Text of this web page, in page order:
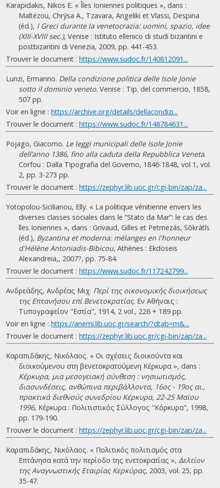
Karapidakis, Nikos E. « Îles Ioniennes politiques », dans :
Maltézou, Chrýsa A., Tzavara, Angeliki et Vlassi, Despina
(éd.), I Greci durante la venetocrazia: uomini, spazio, idee
(XIII-XVIII sec.), Venise : Istituto ellenico di studi bizantini e
postbizantini di Venezia, 2009, pp. 441-453.
Trouver le document : https://www.sudoc.fr/140812091...
Lunzi, Ermanno. Della condizione politica delle Isole Jonie
sotto il dominio veneto. Venise : Tip. del commercio, 1858,
507 pp.
Voir en ligne : https://archive.org/details/dellacondizi...
Trouver le document : https://www.sudoc.fr/148784631...
Pojago, Giacomo. Le leggi municipali delle Isole Jonie
dell’anno 1386, fino alla caduta della Repubblica Veneta.
Corfou : Dalla Tipografia del Governo, 1846-1848, vol 1, vol.
2, pp. 3-273 pp.
Trouver le document : https://zephyr.lib.uoc.gr/cgi-bin/zap/za...
Yotopolou-Sicilianou, Elly. « La politique vénitienne envers les
diverses classes sociales dans le “Stato da Mar”: le cas des
îles Ioniennes », dans : Grivaud, Gilles et Petmezás, Sōkrátīs
(éd.), Byzantina et moderna: mélanges en l'honneur
d'Hélène Antoniadis-Bibicou, Athènes : Ekdoseis
Alexandreia,, 2007?, pp. 75-84.
Trouver le document : https://www.sudoc.fr/117242799...
Ανδρεάδης, Ανδρέας Μιχ. Περί της οικονομικής διοικήσεως
της Επτανήσου επί Βενετοκρατίας. Eν Αθήναις :
Τυπογραφείον "Εστία", 1914, 2 vol., 226 + 189 pp.
Voir en ligne : https://anemi.lib.uoc.gr/search/?dtab=m&...
Trouver le document : https://zephyr.lib.uoc.gr/cgi-bin/zap/za...
Καραπιδάκης, Νικόλαος. « Οι σχέσεις διοικούντα και
διοικούμενου στη βενετοκρατούμενη Κέρκυρα », dans :
Κέρκυρα, μια μεσογειακή σύνθεση : νησιωτισμός,
διασυνδέσεις, ανθώπινα περιβάλλοντα, 16ος - 19ος αι.,
πρακτικά διεθνούς συνεδρίου Κέρκυρα, 22-25 Μαϊου
1996, Κέρκυρα : Πολιτιστικός Σύλλογος "Κόρκυρα", 1998,
pp. 179-190.
Trouver le document : https://zephyr.lib.uoc.gr/cgi-bin/zap/za...
Καραπιδάκης, Νικόλαος. « Πολιτικός πολιτισμός στα
Επτάνησα κατά την περίοδο της ενετοκρατίας », Δελτίον
της Αναγνωστικής Εταιρίας Κερκύρας, 2003, vol. 25, pp.
35-47.